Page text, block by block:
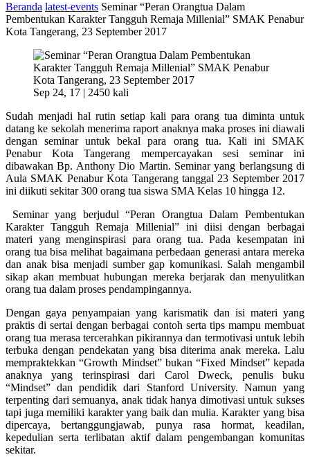
Beranda latest-events Seminar “Peran Orangtua Dalam
Pembentukan Karakter Tangguh Remaja Millenial” SMAK Penabur
Kota Tangerang, 23 September 2017
Sep 24, 17 | 2450 kali
Sudah menjadi hal rutin setiap kali para orang tua diminta untuk
datang ke sekolah menerima raport anaknya maka proses ini diawali
dengan seminar untuk bekal para orang tua. Kali ini SMAK
Penabur Kota Tangerang mempercayakan sesi seminar ini
dibawakan Bp. Anthony Dio Martin. Seminar yang berlangsung di
Aula SMAK Penabur Kota Tangerang tanggal 23 September 2017
ini diikuti sekitar 300 orang tua siswa SMA Kelas 10 hingga 12.
Seminar yang berjudul “Peran Orangtua Dalam Pembentukan
Karakter Tangguh Remaja Millenial” ini diisi dengan berbagai
materi yang menginspirasi para orang tua. Pada kesempatan ini
orang tua bisa melihat bagaimana perbedaan generasi antara mereka
dan anak bisa menjadi sumber gap komunikasi. Salah mengambil
sikap akan membuat hubungan mereka berjarak dan menyulitkan
orang tua dalam proses pendampingannya.
Dengan gaya penyampaian yang karismatik dan isi materi yang
praktis di sertai dengan berbagai contoh serta tips mampu membuat
orang tua merasa tercerahkan pikirannya dan termotivasi untuk lebih
terbuka dengan pendekatan yang bisa diterima anak mereka. Lalu
mempraktekkan “Growth Mindset” bukan “Fixed Mindset” kepada
anaknya yang terinspirasi dari Carol Dweck, penulis buku
“Mindset” dan pendidik dari Stanford University. Namun yang
terpenting dari semuanya, anak tidak hanya dimotivasi untuk sukses
tapi juga memiliki karakter yang baik dan mulia. Karakter yang bisa
dipercaya, bertanggungjawab, punya rasa hormat, keadilan,
kepedulian serta terlibatan aktif dalam pengembangan komunitas
sekitar.